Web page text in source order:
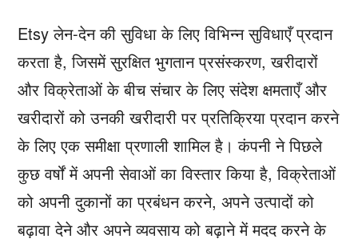
Etsy लेन-देन की सुविधा के लिए विभिन्न सुविधाएँ प्रदान
करता है, जिसमें सुरक्षित भुगतान प्रसंस्करण, खरीदारों
और विक्रेताओं के बीच संचार के लिए संदेश क्षमताएँ और
खरीदारों को उनकी खरीदारी पर प्रतिक्रिया प्रदान करने
के लिए एक समीक्षा प्रणाली शामिल है। कंपनी ने पिछले
कुछ वर्षों में अपनी सेवाओं का विस्तार किया है, विक्रेताओं
को अपनी दुकानों का प्रबंधन करने, अपने उत्पादों को
बढ़ावा देने और अपने व्यवसाय को बढ़ाने में मदद करने के